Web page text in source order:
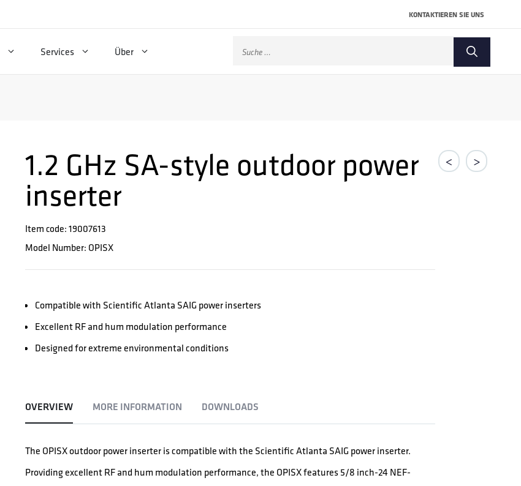
KONTAKTIEREN SIE UNS
Services Über
Suche
< >
1.2 GHz SA-style outdoor power
inserter
Item code: 19007613
Model Number: OPISX
Compatible with Scientific Atlanta SAIG power inserters
Excellent RF and hum modulation performance
Designed for extreme environmental conditions
OVERVIEW MORE INFORMATION DOWNLOADS
The OPISX outdoor power inserter is compatible with the Scientific Atlanta SAIG power inserter.
Providing excellent RF and hum modulation performance, the OPISX features 5/8 inch-24 NEF-